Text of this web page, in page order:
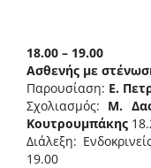
18.00 – 19.00
Ασθενής με
Παρουσίαση: Ε.
Σχολιασμός: Μ.
Κουτρουμπάκης
Διάλεξη:
19.00